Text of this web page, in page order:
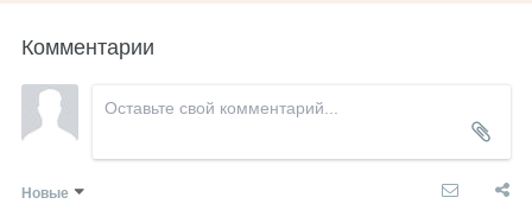
Комментарии
Новые